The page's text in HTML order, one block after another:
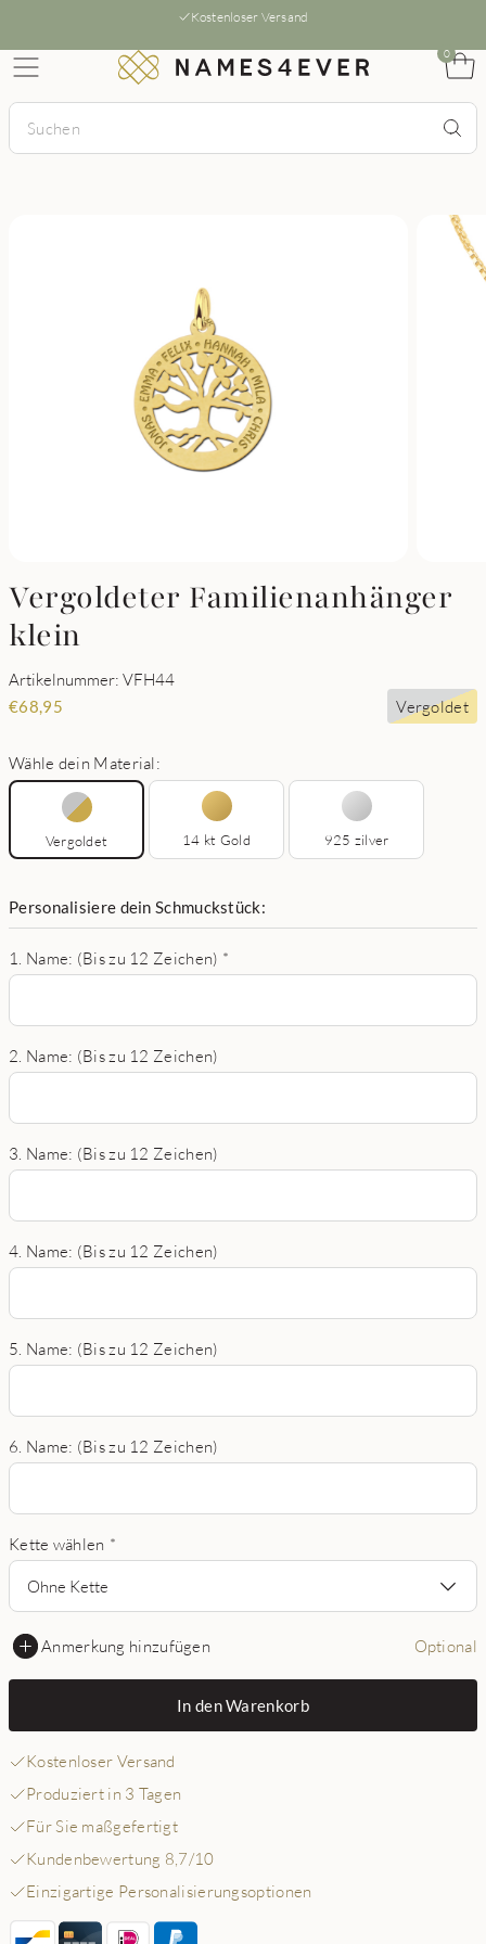
Kostenloser Versand
0
Vergoldeter Familienanhänger
klein
Artikelnummer: VFH44
€68,95 Vergoldet
Wähle dein Material:
Vergoldet 14 kt Gold 925 zilver
Personalisiere dein Schmuckstück:
1. Name: (Bis zu 12 Zeichen) *
2. Name: (Bis zu 12 Zeichen)
3. Name: (Bis zu 12 Zeichen)
4. Name: (Bis zu 12 Zeichen)
5. Name: (Bis zu 12 Zeichen)
6. Name: (Bis zu 12 Zeichen)
Kette wählen *
Ohne Kette
Anmerkung hinzufügen Optional
In den Warenkorb
Kostenloser Versand
Produziert in 3 Tagen
Für Sie maßgefertigt
Kundenbewertung 8,7/10
Einzigartige Personalisierungsoptionen